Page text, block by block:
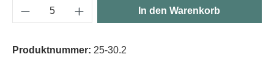
Produkt Anzahl: Gib den gewünschten
In den Warenkorb
Produktnummer: 25-30.2